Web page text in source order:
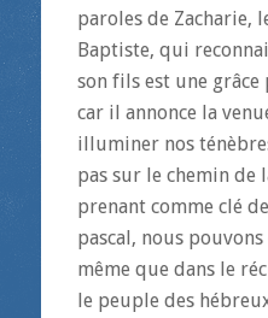
paroles de Zacharie,
Baptiste, qui
son fils est une
car il annonce la
illuminer nos
pas sur le chemin de
prenant comme clé
pascal, nous
même que dans le
le peuple des